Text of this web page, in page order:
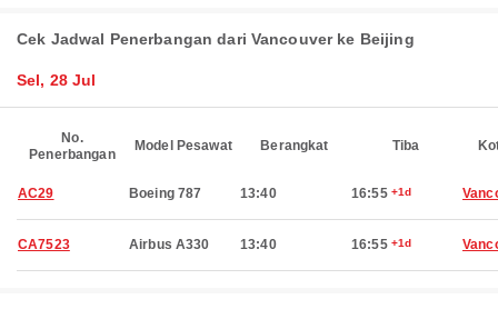
Cek Jadwal Penerbangan dari Vancouver ke Beijing
Sel, 28 Jul
No.
Penerbangan
Model Pesawat Berangkat Tiba
AC29 Boeing 787 13:40 16:55 +1d
CA7523 Airbus A330 13:40 16:55 +1d